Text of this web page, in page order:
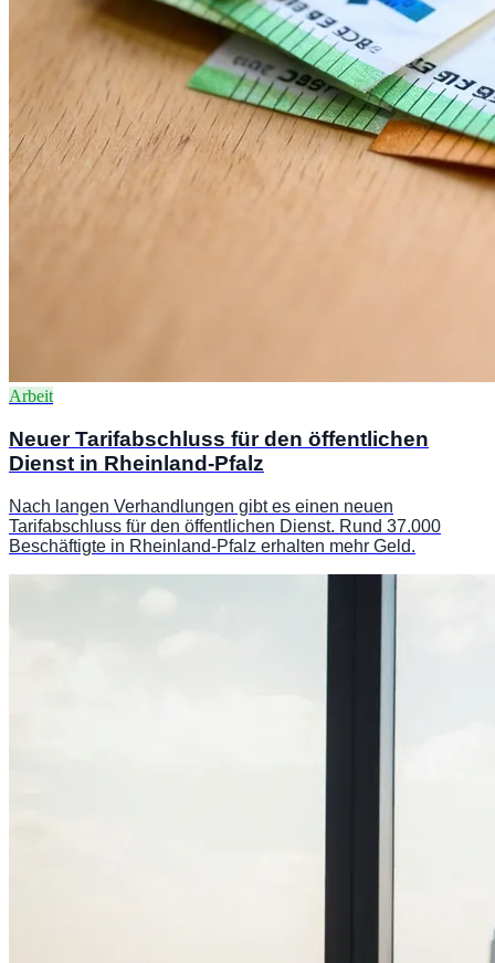
Arbeit
Neuer Tarifabschluss für den öffentlichen
Dienst in Rheinland-Pfalz
Nach langen Verhandlungen gibt es einen neuen
Tarifabschluss für den öffentlichen Dienst. Rund 37.000
Beschäftigte in Rheinland-Pfalz erhalten mehr Geld.